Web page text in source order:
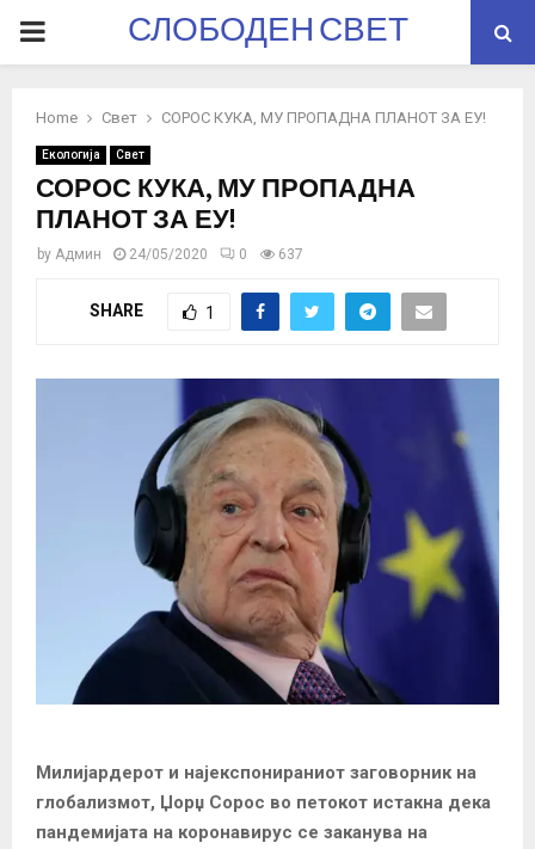
PRIMARYСЛОБОДЕН СВЕТ
Home Свет СОРОС КУКА, МУ ПРОПАДНА ПЛАНОТ ЗА ЕУ!
Екологија Свет
СОРОС КУКА, МУ ПРОПАДНА
ПЛАНОТ ЗА ЕУ!
by Админ 24/05/2020 0 637
SHARE 1
Милијардерот и најекспонираниот заговорник на
глобализмот, Џорџ Сорос во петокот истакна дека
пандемијата на коронавирус се заканува на